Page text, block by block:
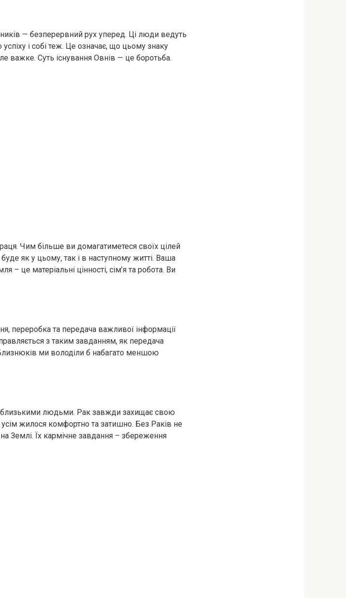
— безперервний рух уперед. Ці люди ведуть
і собі теж. Це означає, що цьому знаку
важке. Суть існування Овнів — це боротьба.
Чим більше ви домагатиметеся своїх цілей
як у цьому, так і в наступному житті. Ваша
– це матеріальні цінності, сім’я та робота. Ви
переробка та передача важливої інформації
з таким завданням, як передача
ми володіли б набагато меншою
близькими людьми. Рак завжди захищає свою
усім жилося комфортно та затишно. Без Раків не
Землі. Їх кармічне завдання – збереження